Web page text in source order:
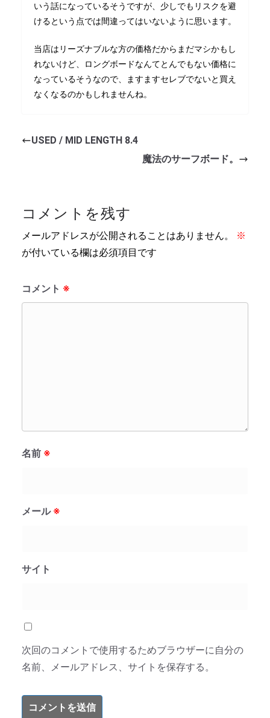
いう話になっているそうですが、少しでもリスクを避
けるという点では間違ってはいないように思います。
当店はリーズナブルな方の価格だからまだマシかもし
れないけど、ロングボードなんてとんでもない価格に
なっているそうなので、ますますセレブでないと買え
なくなるのかもしれませんね。
USED / MID LENGTH 8.4
魔法のサーフボード。
コメントを残す
メールアドレスが公開されることはありません。
※
が付いている欄は必須項目です
コメント ※
名前 ※
メール ※
サイト
次回のコメントで使用するためブラウザーに自分の
名前、メールアドレス、サイトを保存する。